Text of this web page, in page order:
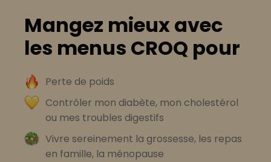
Mangez mieux avec
les menus CROQ pour
Perte de poids
Contrôler mon diabète, mon cholestérol
ou mes troubles digestifs
Vivre sereinement la grossesse, les repas
en famille, la ménopause